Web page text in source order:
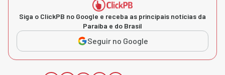
Siga o ClickPB no Google e receba as principais notícias da
Paraíba e do Brasil
Seguir no Google